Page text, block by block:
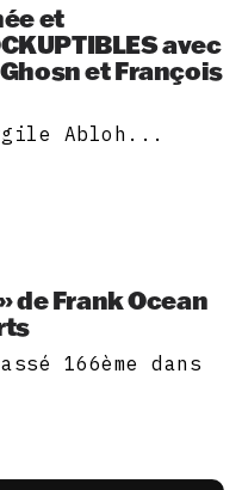
et
avec
et François
Abloh...
de Frank Ocean
166ème dans